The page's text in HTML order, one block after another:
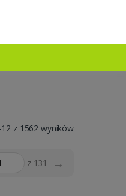
z 1562 wyników
z 131 →